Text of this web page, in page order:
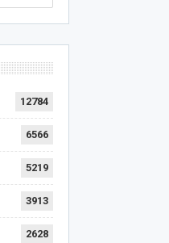
12784
6566
5219
3913
2628